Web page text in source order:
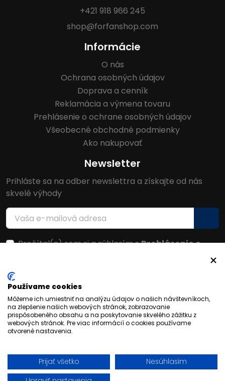
+421 918 966 245
shop@forfanshop.com
Informácie
O nás
Ochrana osobných údajov
Doprava a cenník
Reklamácia a výmena tovaru
Prehlásenie o ochrane osobných údajov
Všeobecné obchodné podmienky
Ako nakupovať
Newsletter
Prihláste sa na odber newslettra a získajte od nás
skvelé výhody
Prečítal(a) som si a súhlasím sPrehlásenie o
© 2026 FORFANSHOP | Všetky práva vyhradené
Používame cookies
Môžeme ich umiestniť na analýzu údajov o našich návštevníkoch,
na zlepšenie našich webových stránok, zobrazovanie
prispôsobeného obsahu a na poskytovanie skvelého zážitku z
webových stránok. Pre viac informácií o cookies používame
otvorené nastavenia.
Prijať všetko
Nesúhlasím